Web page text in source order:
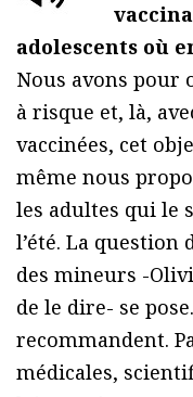
adolescents où
Nous avons pour
à risque et, là,
vaccinées, cet
même nous
les adultes qui le
l’été. La question
des mineurs -
de le dire- se
recommandent.
médicales,